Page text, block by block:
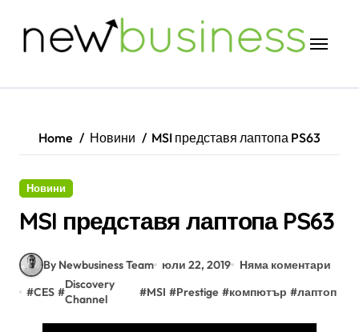
Home Новини MSI представя лаптопа PS63
Новини
MSI представя лаптопа PS63
By Newbusiness Team юли 22, 2019
Няма коментари
#CES #
Discovery
Channel
#MSI #Prestige #компютър #лаптоп